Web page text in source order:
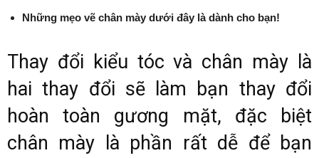
Những mẹo vẽ chân mày dưới đây là dành cho bạn!
Thay đổi kiểu tóc và chân mày là
hai thay đổi sẽ làm bạn thay đổi
hoàn toàn gương mặt, đặc biệt
chân mày là phần rất dễ để bạn